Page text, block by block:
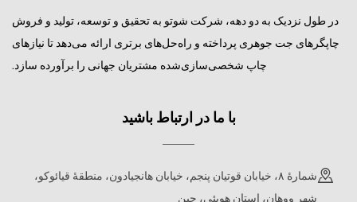
در طول نزدیک به دو دهه، شرکت شوتو به تحقیق و توسعه، تولید و فروش
چاپگرهای جت جوهری پرداخته و راه‌حل‌های برتری ارائه می‌دهد تا نیازهای
چاپ شخصی‌سازی‌شده مشتریان جهانی را برآورده سازد.
با ما در ارتباط باشید
شمارهٔ ۸، خیابان قوتیان پنجم، خیابان هانجیادون، منطقهٔ قیائوکو،
شهر ووهان، استان هوپئی، چین